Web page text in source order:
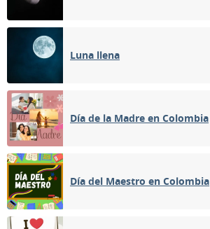
Luna llena
Día de la Madre en Colombia
Día del Maestro en Colombia